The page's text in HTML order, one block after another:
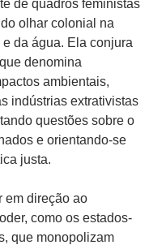
de quadros feministas
olhar colonial na
da água. Ela conjura
denomina
ambientais,
indústrias extrativistas
questões sobre o
e orientando-se
justa.
em direção ao
como os estados-
que monopolizam